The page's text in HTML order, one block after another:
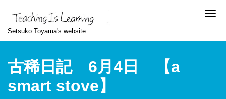
Setsuko Toyama's website
古稀日記 6月4日 【a
smart stove】